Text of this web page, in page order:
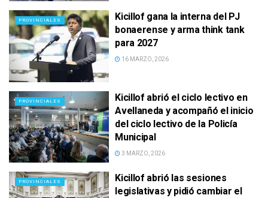
PROVINCIALES
Kicillof gana la interna del PJ
bonaerense y arma think tank
para 2027
16 MARZO, 2026
PROVINCIALES
Kicillof abrió el ciclo lectivo en
Avellaneda y acompañó el inicio
del ciclo lectivo de la Policía
Municipal
3 MARZO, 2026
PROVINCIALES
Kicillof abrió las sesiones
legislativas y pidió cambiar el